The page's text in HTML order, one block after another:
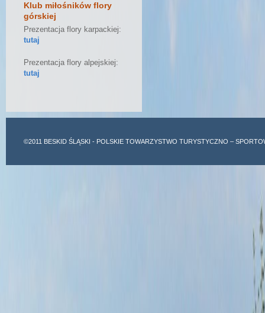
Klub miłośników flory
górskiej
Prezentacja flory karpackiej:
tutaj
Prezentacja flory alpejskiej:
tutaj
©2011 BESKID ŚLĄSKI - POLSKIE TOWARZYSTWO TURYSTYCZNO –